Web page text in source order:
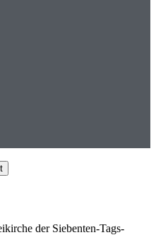
der Siebenten-Tags-